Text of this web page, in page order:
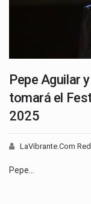
Pepe Aguilar
tomará el
2025
LaVibrante.Com
Pepe…